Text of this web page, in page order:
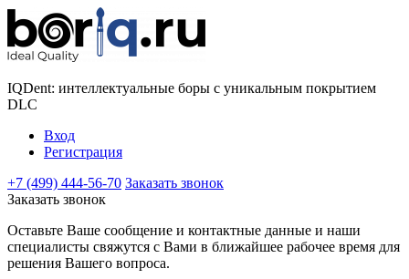
IQDent: интеллектуальные боры с уникальным покрытием
DLC
Вход
Регистрация
+7 (499) 444-56-70 Заказать звонок
Заказать звонок
Оставьте Ваше сообщение и контактные данные и наши
специалисты свяжутся с Вами в ближайшее рабочее время для
решения Вашего вопроса.